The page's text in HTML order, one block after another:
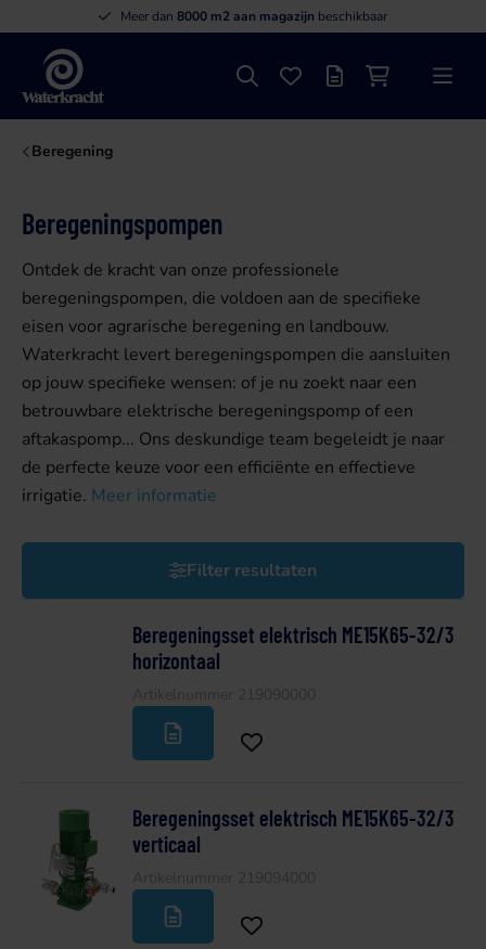
Meer dan 8000 m2 aan magazijn beschikbaar
Waterkracht
ZoekenFavorieten
OffertelijstWinkelwagen
Menu
Beregening
Beregeningspompen
Ontdek de kracht van onze professionele
beregeningspompen, die voldoen aan de specifieke
eisen voor agrarische beregening en landbouw.
Waterkracht levert beregeningspompen die aansluiten
op jouw specifieke wensen: of je nu zoekt naar een
betrouwbare elektrische beregeningspomp of een
aftakaspomp... Ons deskundige team begeleidt je naar
de perfecte keuze voor een efficiënte en effectieve
irrigatie. Meer informatie
Filter resultaten
Beregeningsset elektrisch ME15K65-32/3
horizontaal
Beregeningsset elektrisch ME15K65-32/3
verticaal